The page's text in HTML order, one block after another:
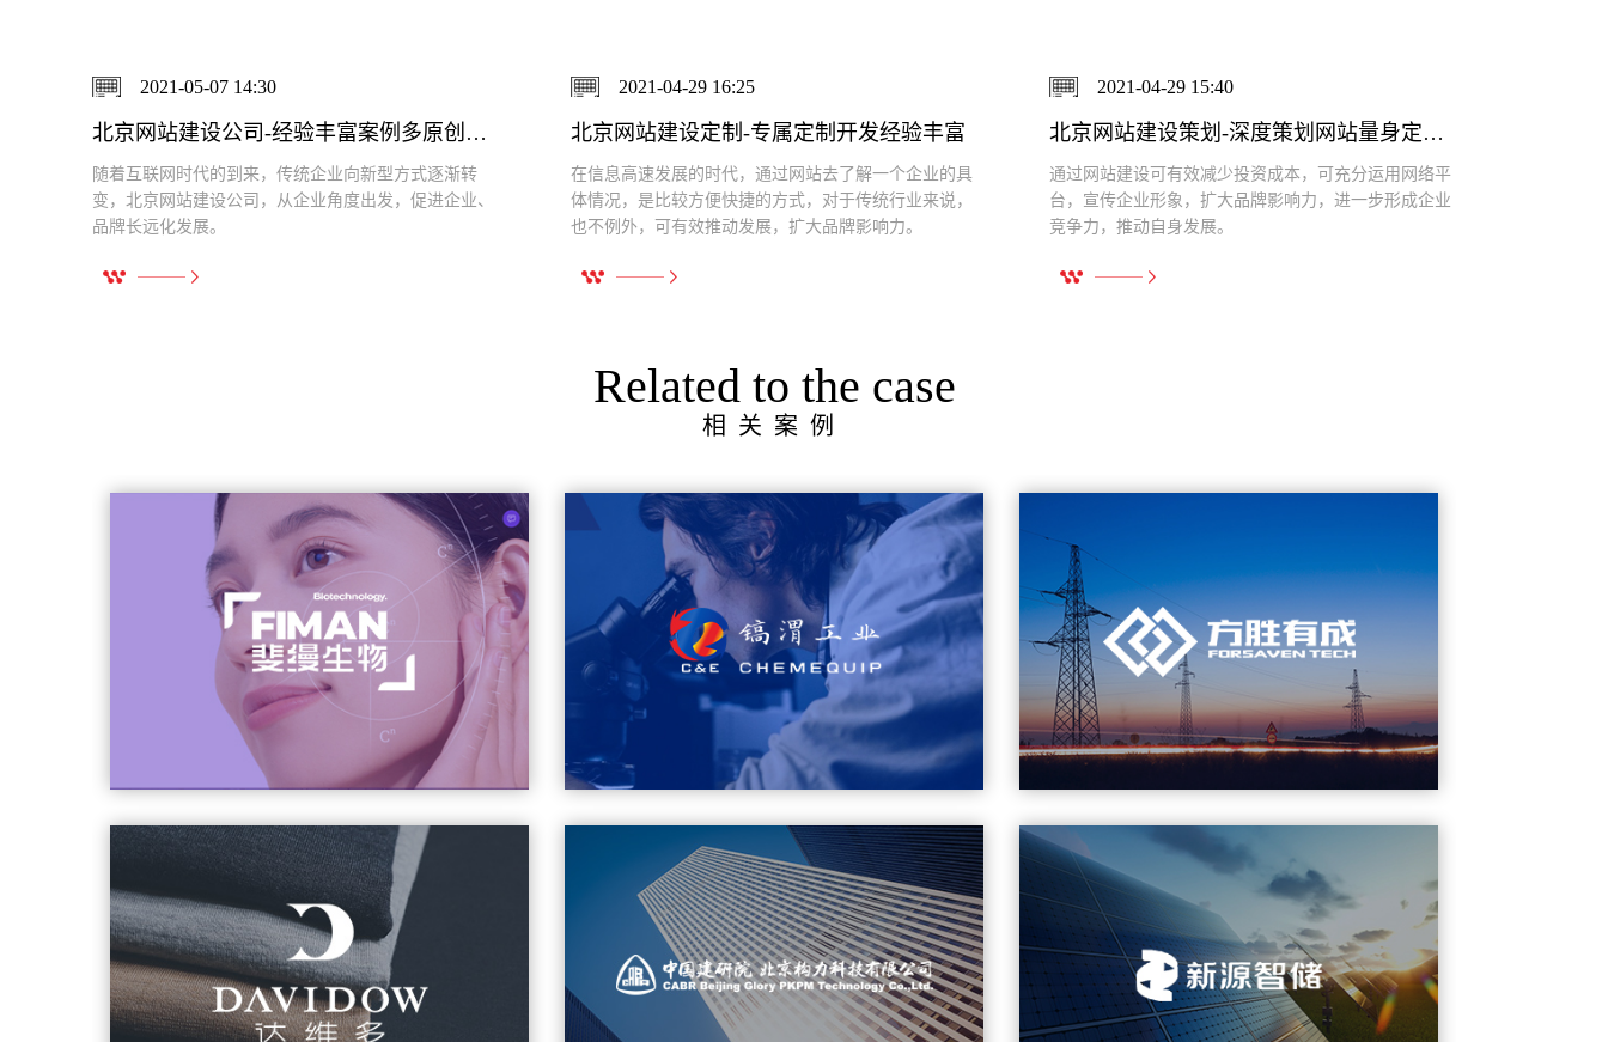
2021-04-29 16:25
北京网站建设定制-专属定制开发经验丰富
在信息高速发展的时代，通过网站去了解一个企业的具
体情况，是比较方便快捷的方式，对于传统行业来说，
也不例外，可有效推动发展，扩大品牌影响力。
2021-04-29 15:40
北京网站建设策划-深度策划网站量身定制开发
通过网站建设可有效减少投资成本，可充分运用网络平
台，宣传企业形象，扩大品牌影响力，进一步形成企业
竞争力，推动自身发展。
2021-04-27 16:16
北京网站建设哪家好-经验丰富案例多是关键
北京网站建设哪家好的费用会从多方面考虑，域名的注
册、服务器的租赁、网站的策划、网站的维护与网站优
化等等，客户需求越多，建站费用也会相对提高。
Related to the case
相关案例